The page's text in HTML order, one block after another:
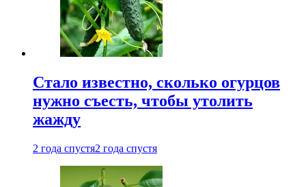
Стало известно, сколько огурцов
нужно съесть, чтобы утолить
жажду
2 года спустя2 года спустя